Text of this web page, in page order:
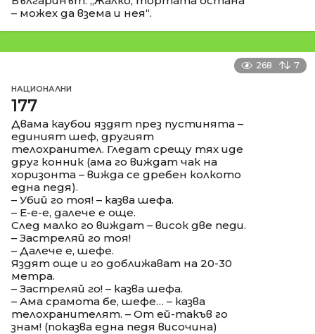
– можех да взема и нея“.
268 7
НАЦИОНАЛНИ
177
Двама каубои яздят през пустинята –
единият шеф, другият
телохранител. Гледат срещу тях иде
друг конник (ама го виждат чак на
хоризонта – вижда се дребен колкото
една педя).
– Убий го тоя! – казва шефа.
– Е-е-е, далече е още.
След малко го виждат – висок две педи.
– Застреляй го тоя!
– Далече е, шефе.
Яздят още и го доближават на 20-30
метра.
– Застреляй го! – казва шефа.
– Ама срамота бе, шефе… – казва
телохранителят. – От ей-такъв го
знам! (показва една педя височина)